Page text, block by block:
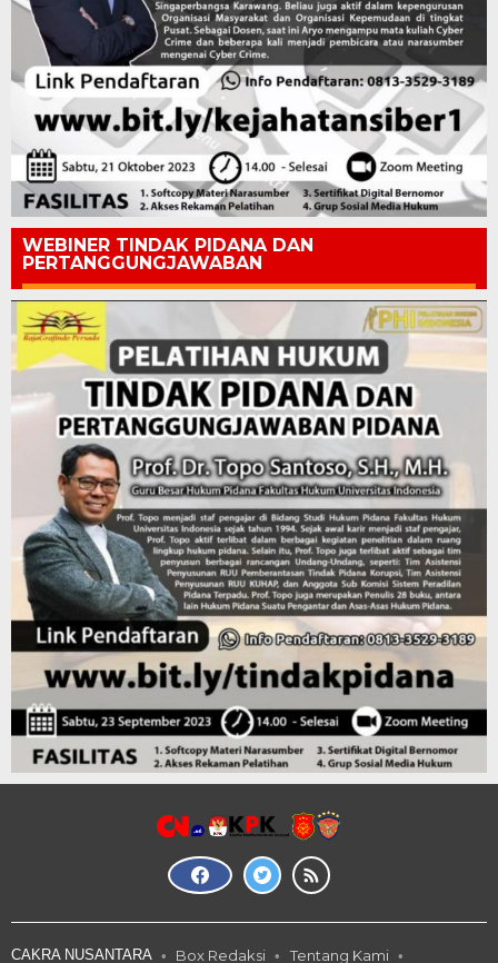
WEBINER TINDAK PIDANA DAN
PERTANGGUNGJAWABAN
CAKRA NUSANTARA Box Redaksi Tentang Kami